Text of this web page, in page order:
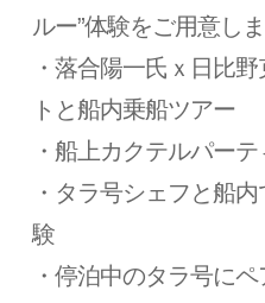
ルー”体験をご用意しま
・落合陽一氏ｘ日比
トと船内乗船ツアー
・船上カクテルパーテ
・タラ号シェフと船
験
・停泊中のタラ号に